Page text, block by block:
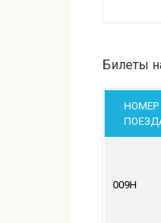
Билеты
НОМЕР
009Н